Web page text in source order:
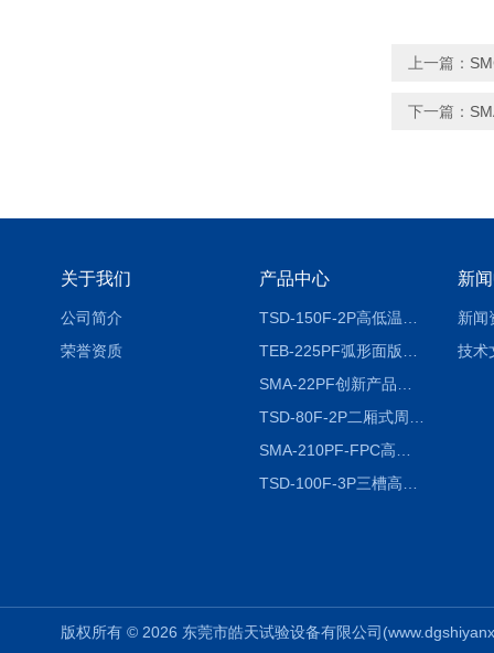
上一篇：
下一篇：
关于我们
公司简介
荣誉资质
产品中心 新
新闻
技术
版权所有 © 2026 东莞市皓天试验设备有限公司